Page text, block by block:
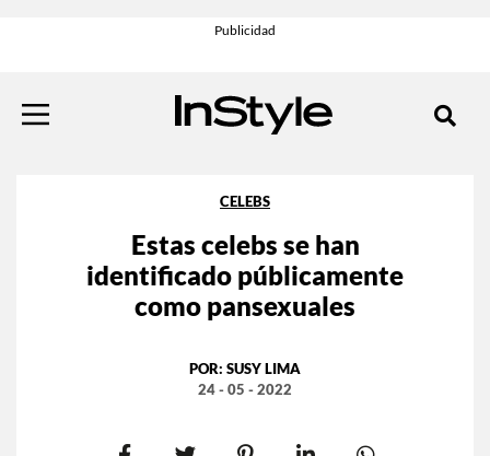
CELEBS
Estas celebs se han
identificado públicamente
como pansexuales
POR: SUSY LIMA
24 - 05 - 2022